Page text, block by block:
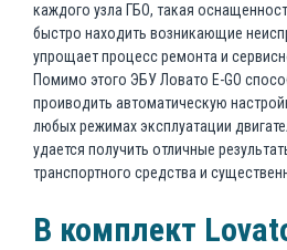
каждого узла ГБО, такая
быстро находить возникающие
упрощает процесс ремонта и
Помимо этого ЭБУ Ловато E-GO
проиводить автоматическую
любых режимах эксплуатации
удается получить отличные
транспортного средства и
В комплект